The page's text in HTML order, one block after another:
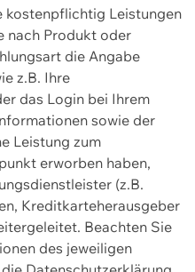
kostenpflichtig Leistungen
nach Produkt oder
die Angabe
z.B. Ihre
das Login bei Ihrem
sowie der
Leistung zum
erworben haben,
(z.B.
Kreditkarteherausgeber
Beachten Sie
des jeweiligen